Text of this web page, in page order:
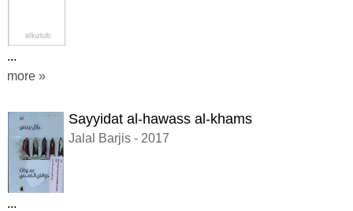
...
more »
Sayyidat al-hawass al-khams
Jalal Barjis - 2017
...